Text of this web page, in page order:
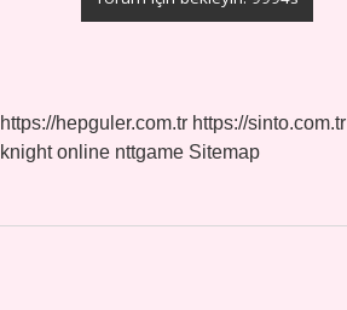
https://hepguler.com.tr https://sinto.com.tr
knight online nttgame Sitemap